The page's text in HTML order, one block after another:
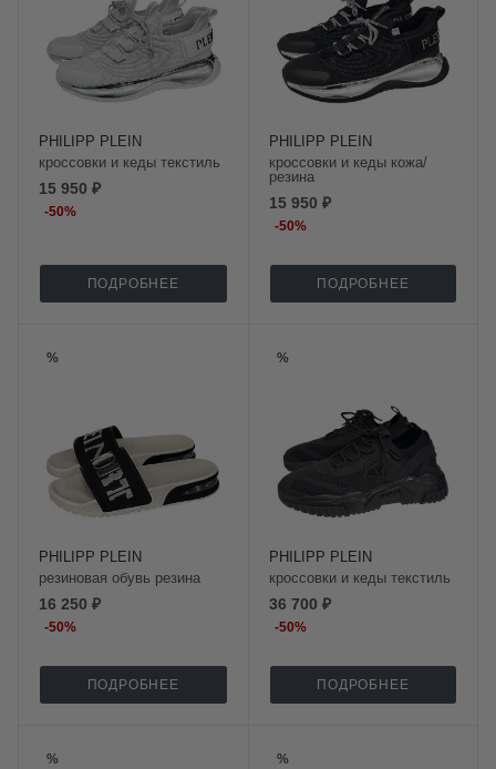
PHILIPP PLEIN
кроссовки и кеды текстиль
15 950 ₽
-50%
ПОДРОБНЕЕ
PHILIPP PLEIN
кроссовки и кеды кожа/
резина
15 950 ₽
-50%
ПОДРОБНЕЕ
%
PHILIPP PLEIN
резиновая обувь резина
16 250 ₽
-50%
ПОДРОБНЕЕ
%
PHILIPP PLEIN
кроссовки и кеды текстиль
36 700 ₽
-50%
ПОДРОБНЕЕ
% %